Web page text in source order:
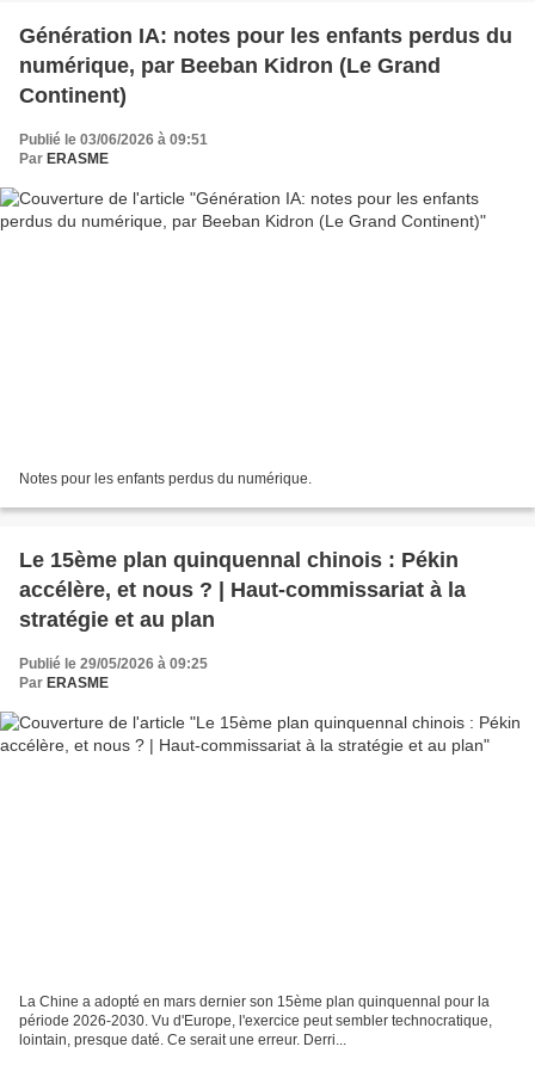
Génération IA: notes pour les enfants perdus du
numérique, par Beeban Kidron (Le Grand
Continent)
Publié le 03/06/2026 à 09:51
Par ERASME
Notes pour les enfants perdus du numérique.
Le 15ème plan quinquennal chinois : Pékin
accélère, et nous ? | Haut-commissariat à la
stratégie et au plan
Publié le 29/05/2026 à 09:25
Par ERASME
La Chine a adopté en mars dernier son 15ème plan quinquennal pour la
période 2026-2030. Vu d'Europe, l'exercice peut sembler technocratique,
lointain, presque daté. Ce serait une erreur. Derri...